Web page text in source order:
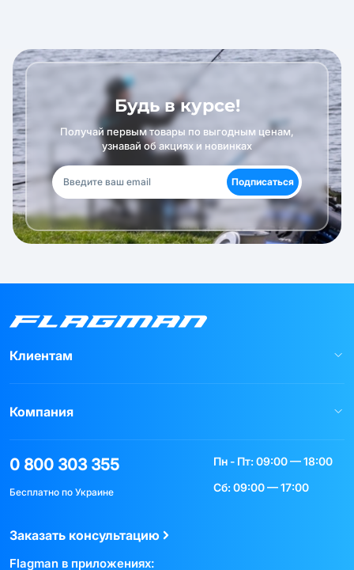
Будь в курсе!
Получай первым товары по выгодным ценам,
узнавай об акциях и новинках
Подписаться
Клиентам
Компания
0 800 303 355
Бесплатно по Украине
Пн - Пт: 09:00 — 18:00
Сб: 09:00 — 17:00
Заказать консультацию
Flagman в приложениях: